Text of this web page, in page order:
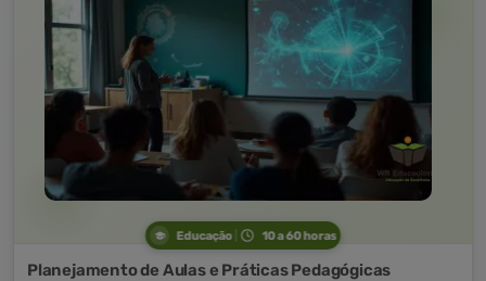
Educação 10 a 60 horas
Planejamento de Aulas e Práticas Pedagógicas